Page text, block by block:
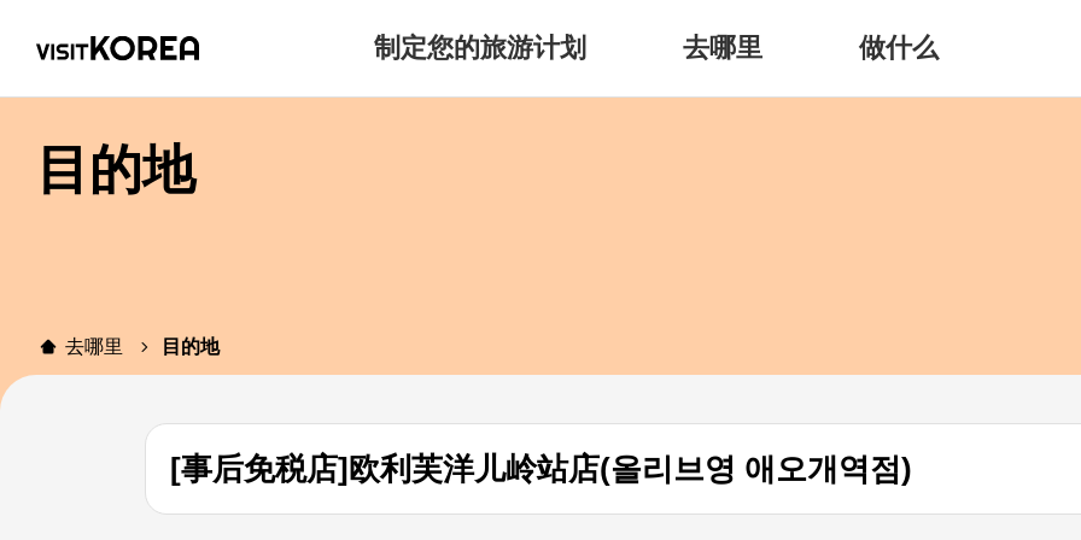
制定您的旅游计划 去哪里 做什么
目的地
去哪里 目的地
[事后免税店]欧利芙洋儿岭站店(올리브영 애오개역점)